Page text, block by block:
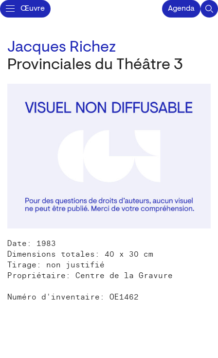
Œuvre Agenda
Jacques Richez
Provinciales du Théâtre 3
Date: 1983
Dimensions totales: 40 x 30 cm
Tirage: non justifié
Propriétaire: Centre de la Gravure
Numéro d'inventaire: OE1462